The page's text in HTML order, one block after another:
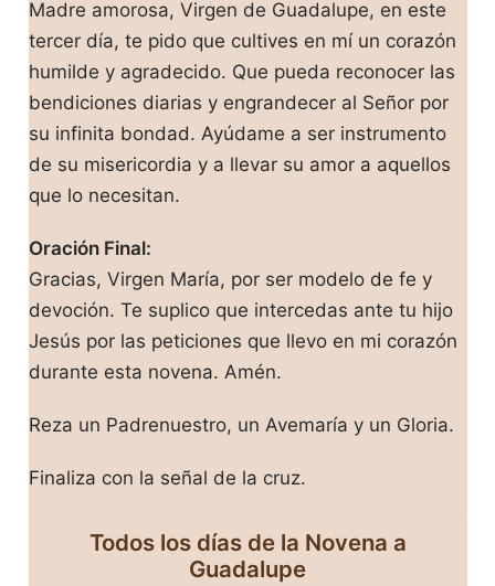
Madre amorosa, Virgen de Guadalupe, en este
tercer día, te pido que cultives en mí un corazón
humilde y agradecido. Que pueda reconocer las
bendiciones diarias y engrandecer al Señor por
su infinita bondad. Ayúdame a ser instrumento
de su misericordia y a llevar su amor a aquellos
que lo necesitan.
Oración Final:
Gracias, Virgen María, por ser modelo de fe y
devoción. Te suplico que intercedas ante tu hijo
Jesús por las peticiones que llevo en mi corazón
durante esta novena. Amén.
Reza un Padrenuestro, un Avemaría y un Gloria.
Finaliza con la señal de la cruz.
Todos los días de la Novena a
Guadalupe